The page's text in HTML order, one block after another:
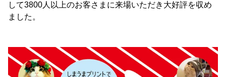
して3800人以上のお客さまに来場いただき大好評を収め
ました。